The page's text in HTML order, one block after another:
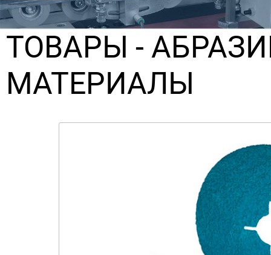
ТОВАРЫ -
МАТЕРИАЛЫ